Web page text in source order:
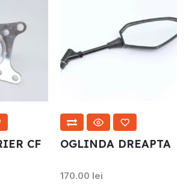
CF
OGLINDA DREAPTA
170.00 lei